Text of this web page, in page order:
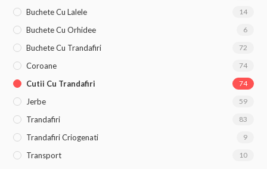
Buchete Cu Lalele 14
Buchete Cu Orhidee 6
Buchete Cu Trandafiri 72
Coroane 74
Cutii Cu Trandafiri 74
Jerbe 59
Trandafiri 83
Trandafiri Criogenati 9
Transport 10